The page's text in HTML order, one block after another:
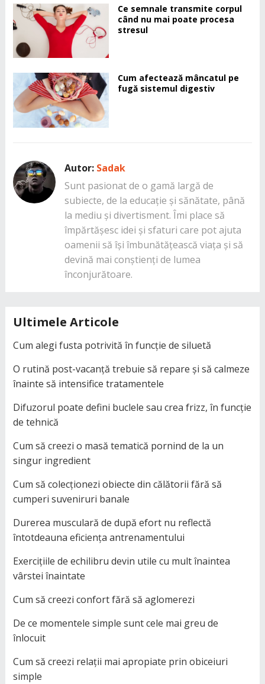
Ce semnale transmite corpul
când nu mai poate procesa
stresul
Cum afectează mâncatul pe
fugă sistemul digestiv
Autor: Sadak
Sunt pasionat de o gamă largă de
subiecte, de la educație și sănătate, până
la mediu și divertisment. Îmi place să
împărtășesc idei și sfaturi care pot ajuta
oamenii să își îmbunătățească viața și să
devină mai conștienți de lumea
înconjurătoare.
Ultimele Articole
Cum alegi fusta potrivită în funcție de siluetă
O rutină post-vacanță trebuie să repare și să calmeze
înainte să intensifice tratamentele
Difuzorul poate defini buclele sau crea frizz, în funcție
de tehnică
Cum să creezi o masă tematică pornind de la un
singur ingredient
Cum să colecționezi obiecte din călătorii fără să
cumperi suveniruri banale
Durerea musculară de după efort nu reflectă
întotdeauna eficiența antrenamentului
Exercițiile de echilibru devin utile cu mult înaintea
vârstei înaintate
Cum să creezi confort fără să aglomerezi
De ce momentele simple sunt cele mai greu de
înlocuit
Cum să creezi relații mai apropiate prin obiceiuri
simple